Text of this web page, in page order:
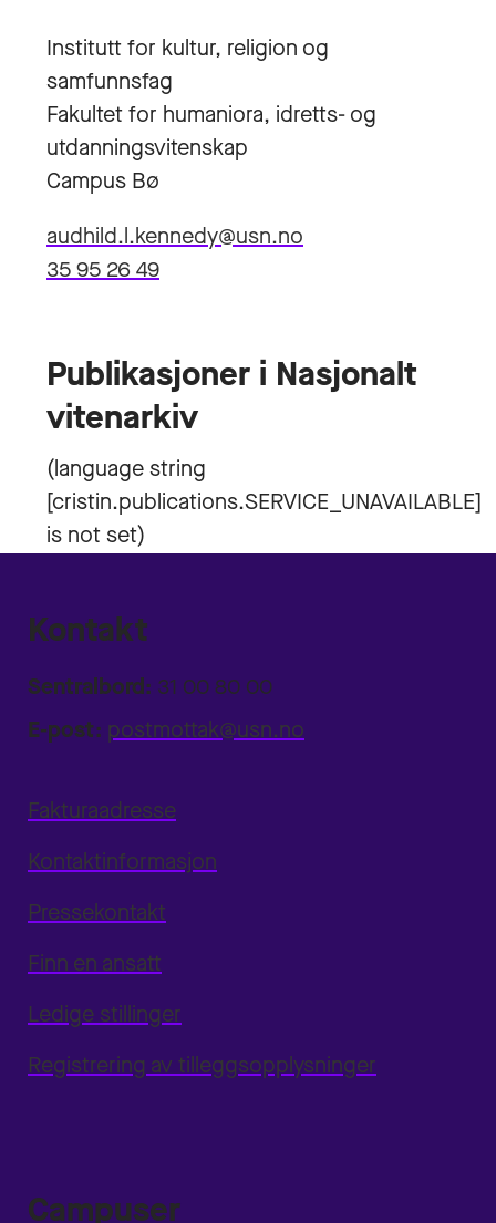
Institutt for kultur, religion og
samfunnsfag
Fakultet for humaniora, idretts- og
utdanningsvitenskap
Campus Bø
audhild.l.kennedy@usn.no
35 95 26 49
Publikasjoner i Nasjonalt
vitenarkiv
Kontakt
Sentralbord: 31 00 80 00
E-post: postmottak@usn.no
Fakturaadresse
Kontaktinformasjon
Pressekontakt
Finn en ansatt
Ledige stillinger
Registrering av tilleggsopplysninger
Campuser